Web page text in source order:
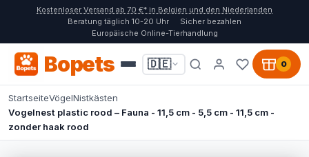
Kostenloser Versand ab 70 €* in Belgien und den Niederlanden
Beratung täglich 10-20 Uhr
Sicher bezahlen
Europäische Online-Tierhandlung
Bopets 🇩🇪 0
StartseiteVögelNistkästen
Vogelnest plastic rood – Fauna - 11,5 cm - 5,5 cm - 11,5 cm -
zonder haak rood